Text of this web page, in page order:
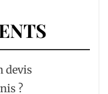
devis
?